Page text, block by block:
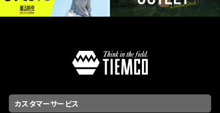
カスタマーサービス